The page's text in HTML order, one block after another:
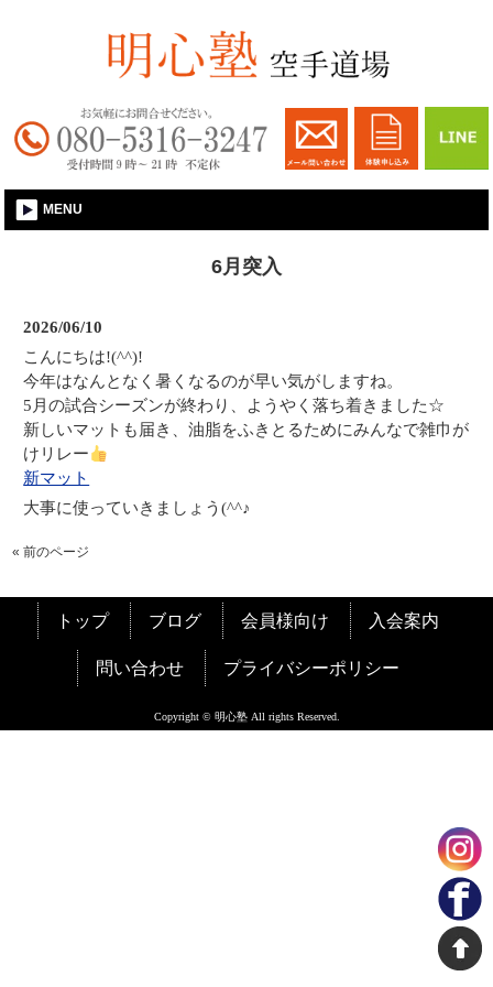
MENU
6月突入
2026/06/10
こんにちは!(^^)!
今年はなんとなく暑くなるのが早い気がしますね。
5月の試合シーズンが終わり、ようやく落ち着きました☆
新しいマットも届き、油脂をふきとるためにみんなで雑巾が
けリレー
新マット
大事に使っていきましょう(^^♪
« 前のページ
トップ ブログ 会員様向け 入会案内
問い合わせ プライバシーポリシー
Copyright © 明心塾 All rights Reserved.